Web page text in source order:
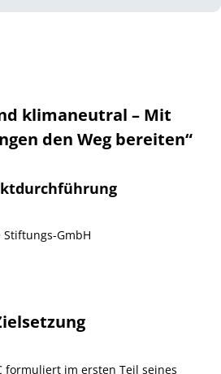
klimaneutral – Mit
den Weg bereiten“
Stiftungs-GmbH
formuliert im ersten Teil seines